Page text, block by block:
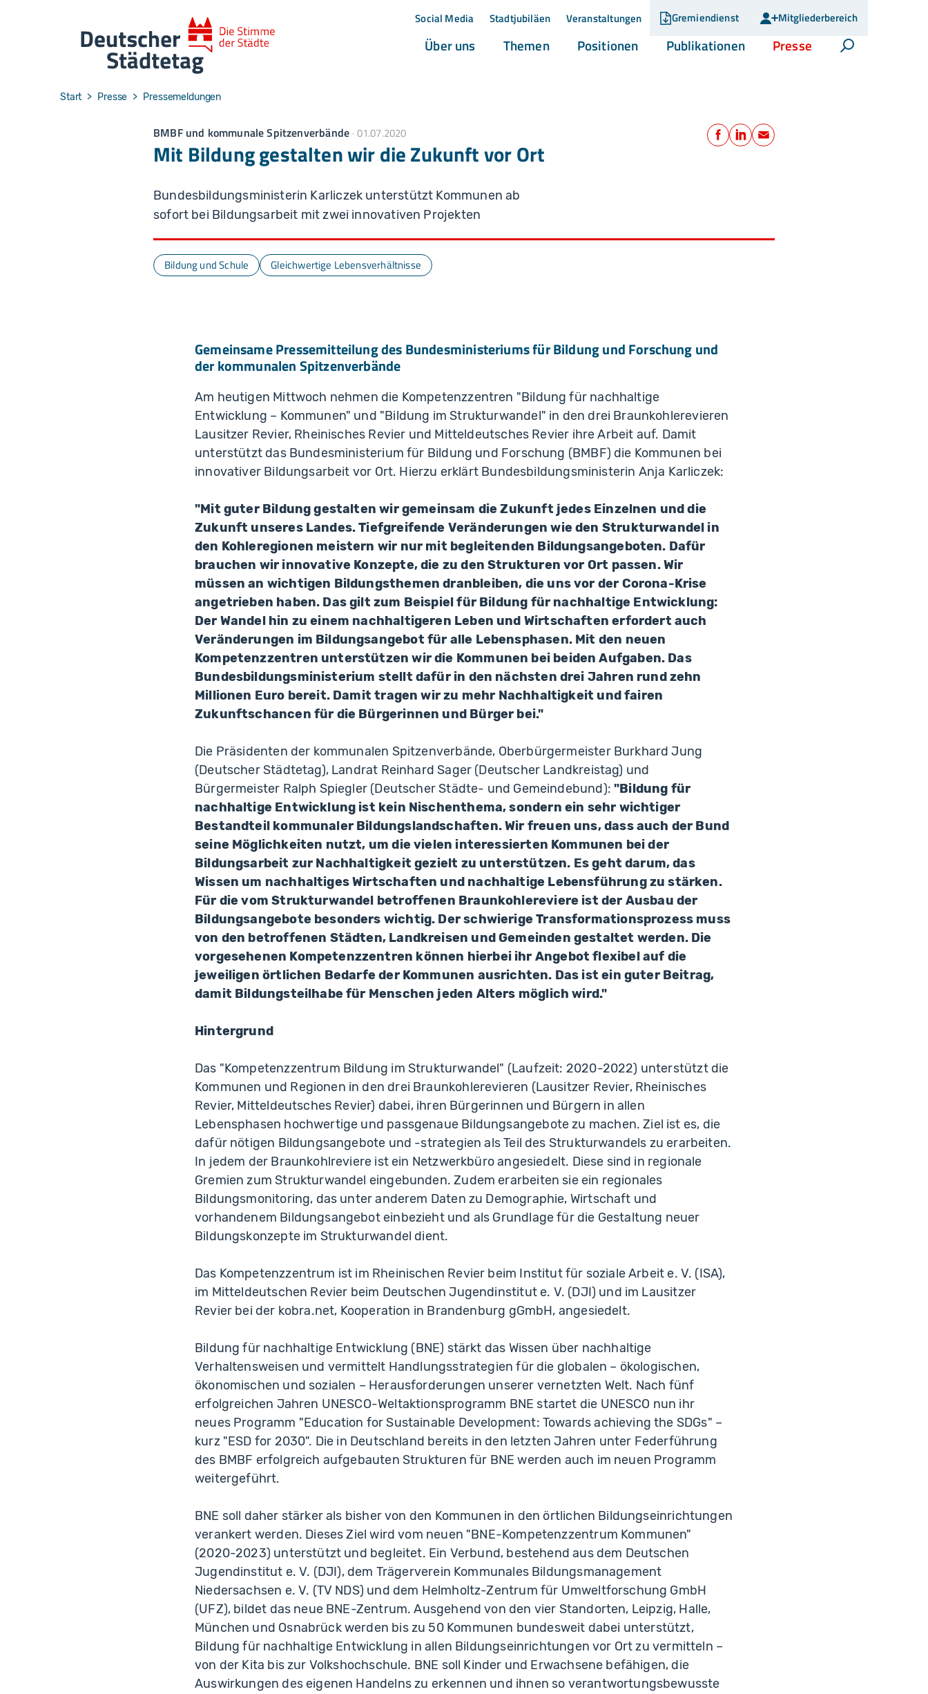
Social Media Stadtjubiläen Veranstaltungen Gremiendienst Mitgliederbereich
Über uns(current)Themen(current)Positionen(current)Publikationen(current)Presse (current)Suche öffnen
You are here:
Start Presse Pressemeldungen
BMBF und kommunale Spitzenverbände 01.07.2020
Mit Bildung gestalten wir die Zukunft vor Ort
Bundesbildungsministerin Karliczek unterstützt Kommunen ab
sofort bei Bildungsarbeit mit zwei innovativen Projekten
Teilen
Facebook
LinkedIn
E-Mail
Bildung und Schule Gleichwertige Lebensverhältnisse
Gemeinsame Pressemitteilung des Bundesministeriums für Bildung und Forschung und
der kommunalen Spitzenverbände
Am heutigen Mittwoch nehmen die Kompetenzzentren "Bildung für nachhaltige
Entwicklung – Kommunen" und "Bildung im Strukturwandel" in den drei Braunkohlerevieren
Lausitzer Revier, Rheinisches Revier und Mitteldeutsches Revier ihre Arbeit auf. Damit
unterstützt das Bundesministerium für Bildung und Forschung (BMBF) die Kommunen bei
innovativer Bildungsarbeit vor Ort. Hierzu erklärt Bundesbildungsministerin Anja Karliczek:
"Mit guter Bildung gestalten wir gemeinsam die Zukunft jedes Einzelnen und die
Zukunft unseres Landes. Tiefgreifende Veränderungen wie den Strukturwandel in
den Kohleregionen meistern wir nur mit begleitenden Bildungsangeboten. Dafür
brauchen wir innovative Konzepte, die zu den Strukturen vor Ort passen. Wir
müssen an wichtigen Bildungsthemen dranbleiben, die uns vor der Corona-Krise
angetrieben haben. Das gilt zum Beispiel für Bildung für nachhaltige Entwicklung:
Der Wandel hin zu einem nachhaltigeren Leben und Wirtschaften erfordert auch
Veränderungen im Bildungsangebot für alle Lebensphasen. Mit den neuen
Kompetenzzentren unterstützen wir die Kommunen bei beiden Aufgaben. Das
Bundesbildungsministerium stellt dafür in den nächsten drei Jahren rund zehn
Millionen Euro bereit. Damit tragen wir zu mehr Nachhaltigkeit und fairen
Zukunftschancen für die Bürgerinnen und Bürger bei."
Die Präsidenten der kommunalen Spitzenverbände, Oberbürgermeister Burkhard Jung
(Deutscher Städtetag), Landrat Reinhard Sager (Deutscher Landkreistag) und
Bürgermeister Ralph Spiegler (Deutscher Städte- und Gemeindebund):"Bildung für
nachhaltige Entwicklung ist kein Nischenthema, sondern ein sehr wichtiger
Bestandteil kommunaler Bildungslandschaften. Wir freuen uns, dass auch der Bund
seine Möglichkeiten nutzt, um die vielen interessierten Kommunen bei der
Bildungsarbeit zur Nachhaltigkeit gezielt zu unterstützen. Es geht darum, das
Wissen um nachhaltiges Wirtschaften und nachhaltige Lebensführung zu stärken.
Für die vom Strukturwandel betroffenen Braunkohlereviere ist der Ausbau der
Bildungsangebote besonders wichtig. Der schwierige Transformationsprozess muss
von den betroffenen Städten, Landkreisen und Gemeinden gestaltet werden. Die
vorgesehenen Kompetenzzentren können hierbei ihr Angebot flexibel auf die
jeweiligen örtlichen Bedarfe der Kommunen ausrichten. Das ist ein guter Beitrag,
damit Bildungsteilhabe für Menschen jeden Alters möglich wird."
Hintergrund
Das "Kompetenzzentrum Bildung im Strukturwandel" (Laufzeit: 2020-2022) unterstützt die
Kommunen und Regionen in den drei Braunkohlerevieren (Lausitzer Revier, Rheinisches
Revier, Mitteldeutsches Revier) dabei, ihren Bürgerinnen und Bürgern in allen
Lebensphasen hochwertige und passgenaue Bildungsangebote zu machen. Ziel ist es, die
dafür nötigen Bildungsangebote und -strategien als Teil des Strukturwandels zu erarbeiten.
In jedem der Braunkohlreviere ist ein Netzwerkbüro angesiedelt. Diese sind in regionale
Gremien zum Strukturwandel eingebunden. Zudem erarbeiten sie ein regionales
Bildungsmonitoring, das unter anderem Daten zu Demographie, Wirtschaft und
vorhandenem Bildungsangebot einbezieht und als Grundlage für die Gestaltung neuer
Bildungskonzepte im Strukturwandel dient.
Das Kompetenzzentrum ist im Rheinischen Revier beim Institut für soziale Arbeit e. V. (ISA),
im Mitteldeutschen Revier beim Deutschen Jugendinstitut e. V. (DJI) und im Lausitzer
Revier bei der kobra.net, Kooperation in Brandenburg gGmbH, angesiedelt.
Bildung für nachhaltige Entwicklung (BNE) stärkt das Wissen über nachhaltige
Verhaltensweisen und vermittelt Handlungsstrategien für die globalen – ökologischen,
ökonomischen und sozialen – Herausforderungen unserer vernetzten Welt. Nach fünf
erfolgreichen Jahren UNESCO-Weltaktionsprogramm BNE startet die UNESCO nun ihr
neues Programm "Education for Sustainable Development: Towards achieving the SDGs" –
kurz "ESD for 2030". Die in Deutschland bereits in den letzten Jahren unter Federführung
des BMBF erfolgreich aufgebauten Strukturen für BNE werden auch im neuen Programm
weitergeführt.
BNE soll daher stärker als bisher von den Kommunen in den örtlichen Bildungseinrichtungen
verankert werden. Dieses Ziel wird vom neuen "BNE-Kompetenzzentrum Kommunen"
(2020-2023) unterstützt und begleitet. Ein Verbund, bestehend aus dem Deutschen
Jugendinstitut e. V. (DJI), dem Trägerverein Kommunales Bildungsmanagement
Niedersachsen e. V. (TV NDS) und dem Helmholtz-Zentrum für Umweltforschung GmbH
(UFZ), bildet das neue BNE-Zentrum. Ausgehend von den vier Standorten, Leipzig, Halle,
München und Osnabrück werden bis zu 50 Kommunen bundesweit dabei unterstützt,
Bildung für nachhaltige Entwicklung in allen Bildungseinrichtungen vor Ort zu vermitteln –
von der Kita bis zur Volkshochschule. BNE soll Kinder und Erwachsene befähigen, die
Auswirkungen des eigenen Handelns zu erkennen und ihnen so verantwortungsbewusste